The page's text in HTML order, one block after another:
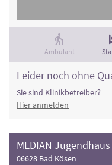
Ambulant
Leider noch ohne
Sie sind Klinikbetreiber?
Hier anmelden
MEDIAN
06628 Bad Kösen